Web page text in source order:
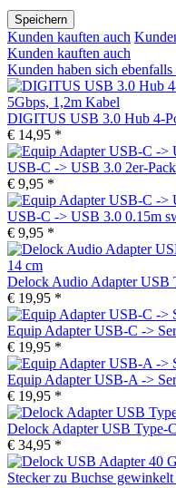
Speichern
Kunden kauften auch
Kunden kauften auch
Kunden haben sich ebenfalls
DIGITUS USB 3.0 Hub 4-
€ 14,95 *
USB-C -> USB 3.0 2er-
€ 9,95 *
USB-C -> USB 3.0 0.15m
€ 9,95 *
Delock Audio Adapter USB
€ 19,95 *
Equip Adapter USB-C ->
€ 19,95 *
Equip Adapter USB-A ->
€ 19,95 *
Delock Adapter USB
€ 34,95 *